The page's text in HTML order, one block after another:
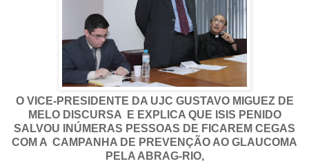
O VICE-PRESIDENTE DA UJC GUSTAVO MIGUEZ DE
MELO DISCURSA E EXPLICA QUE ISIS PENIDO
SALVOU INÚMERAS PESSOAS DE FICAREM CEGAS
COM A CAMPANHA DE PREVENÇÃO AO GLAUCOMA
PELA ABRAG-RIO,